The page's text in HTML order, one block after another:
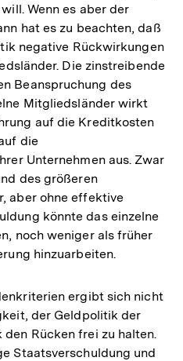
Wenn es aber der
hat es zu beachten, daß
negative Rückwirkungen
Die zinstreibende
Beanspruchung des
Mitgliedsländer wirkt
auf die Kreditkosten
die
Unternehmen aus. Zwar
des größeren
aber ohne effektive
könnte das einzelne
noch weniger als früher
hinzuarbeiten.
ergibt sich nicht
der Geldpolitik der
Rücken frei zu halten.
Staatsverschuldung und